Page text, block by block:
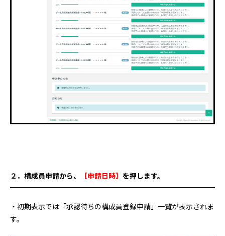
２．構成員申請から、 【申請日時】 を押します。
・初期表示では「承認待ちの構成員登録申請」一覧が表示されま
す。